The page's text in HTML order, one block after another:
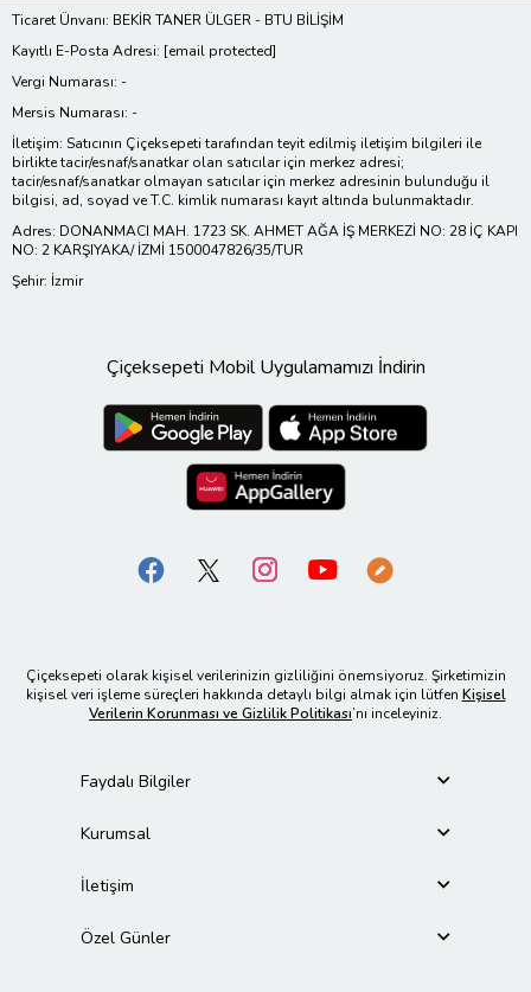
Ticaret Ünvanı: BEKİR TANER ÜLGER - BTU BİLİŞİM
Kayıtlı E-Posta Adresi: [email protected]
Vergi Numarası: -
Mersis Numarası: -
İletişim: Satıcının Çiçeksepeti tarafından teyit edilmiş iletişim bilgileri ile
birlikte tacir/esnaf/sanatkar olan satıcılar için merkez adresi;
tacir/esnaf/sanatkar olmayan satıcılar için merkez adresinin bulunduğu il
bilgisi, ad, soyad ve T.C. kimlik numarası kayıt altında bulunmaktadır.
Adres: DONANMACI MAH. 1723 SK. AHMET AĞA İŞ MERKEZİ NO: 28 İÇ KAPI
NO: 2 KARŞIYAKA/ İZMİ 1500047826/35/TUR
Şehir: İzmir
Çiçeksepeti Mobil Uygulamamızı İndirin
Çiçeksepeti olarak kişisel verilerinizin gizliliğini önemsiyoruz. Şirketimizin
kişisel veri işleme süreçleri hakkında detaylı bilgi almak için lütfen Kişisel
Verilerin Korunması ve Gizlilik Politikası’nı inceleyiniz.
Faydalı Bilgiler
Kurumsal
İletişim
Özel Günler